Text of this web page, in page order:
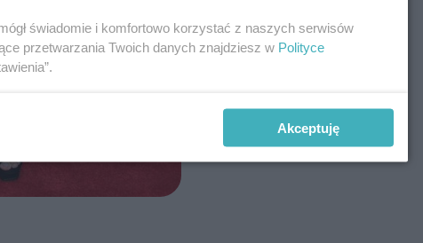
świadomie i komfortowo korzystać z naszych serwisów
przetwarzania Twoich danych znajdziesz w Polityce
Akceptuję